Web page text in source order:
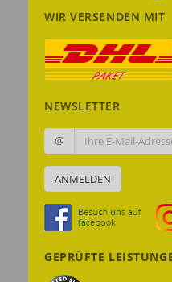
WIR VERSENDEN MIT
NEWSLETTER
@
ANMELDEN
GEPRÜFTE